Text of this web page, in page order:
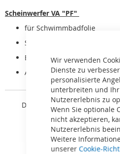
Wir verwenden
Dienste zu
personalisierte
unterbreiten und Ihr
Nutzererlebnis zu
Wenn Sie optionale
nicht akzeptieren,
Nutzererlebnis
Weitere
unserer Cookie-
Scheinwerfer VA "PF"
für Schwimmbadfolie
Schutzschlauch für das
Edelstahl-Armaturen
ABS-Rahmen, Flansch, ABS-
Dieses Licht ist ausgestattet